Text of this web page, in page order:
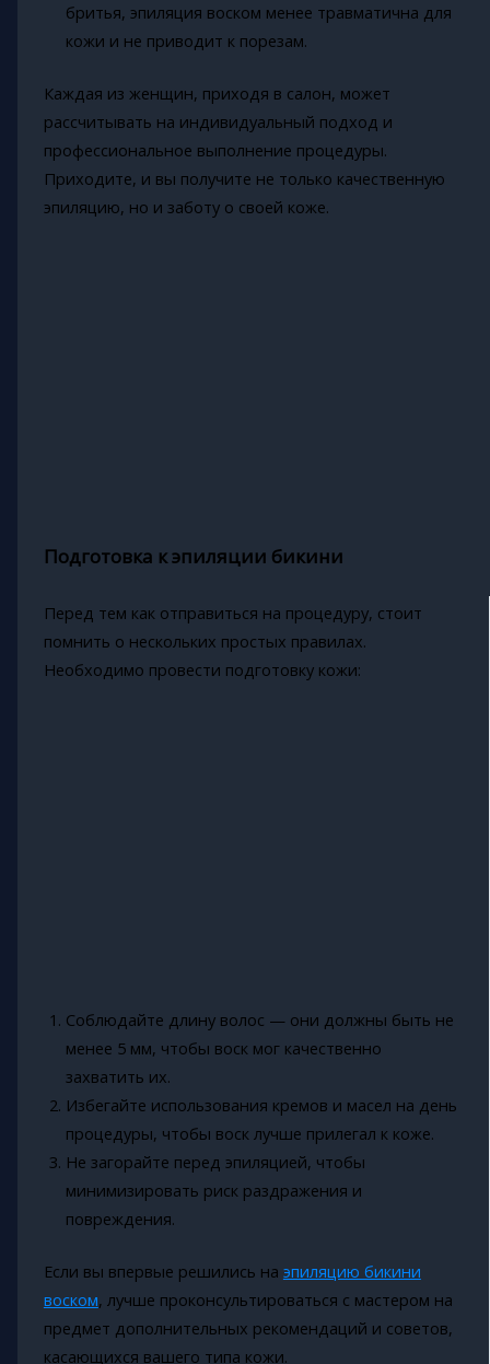
бритья, эпиляция воском менее травматична для
кожи и не приводит к порезам.
Каждая из женщин, приходя в салон, может
рассчитывать на индивидуальный подход и
профессиональное выполнение процедуры.
Приходите, и вы получите не только качественную
эпиляцию, но и заботу о своей коже.
Подготовка к эпиляции бикини
Перед тем как отправиться на процедуру, стоит
помнить о нескольких простых правилах.
Необходимо провести подготовку кожи:
Соблюдайте длину волос — они должны быть не
менее 5 мм, чтобы воск мог качественно
захватить их.
Избегайте использования кремов и масел на день
процедуры, чтобы воск лучше прилегал к коже.
Не загорайте перед эпиляцией, чтобы
минимизировать риск раздражения и
повреждения.
Если вы впервые решились на эпиляцию бикини
воском, лучше проконсультироваться с мастером на
предмет дополнительных рекомендаций и советов,
касающихся вашего типа кожи.